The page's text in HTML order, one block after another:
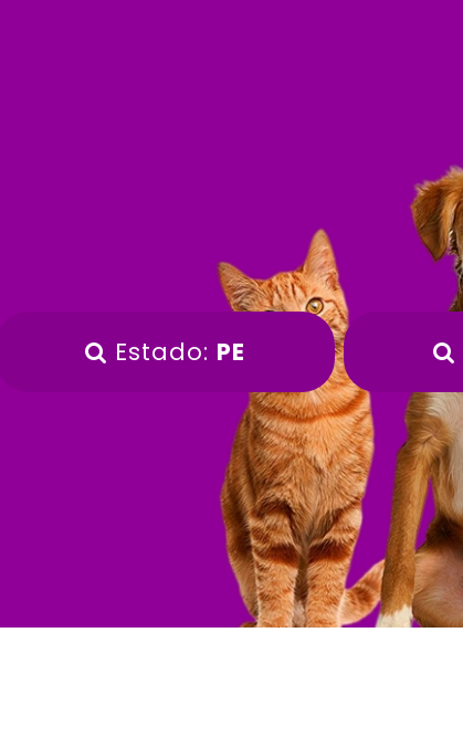
Estado: PE